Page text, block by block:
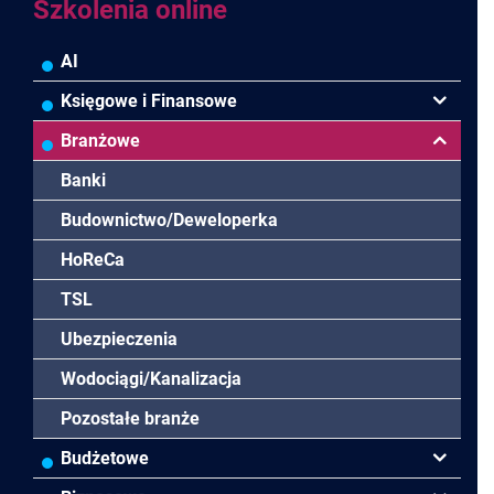
Szkolenia online
AI
Księgowe i Finansowe
Podatki
Rachunkowość
Finanse
Controlling
Rady Nadzorcze/Zarząd
Biura rachunkowe
Branżowe
Banki
Budownictwo/Deweloperka
HoReCa
TSL
Ubezpieczenia
Wodociągi/Kanalizacja
Pozostałe branże
Budżetowe